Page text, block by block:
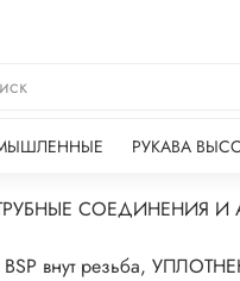
РУКАВА
СОЕДИНЕНИЯ И
внут резьба,